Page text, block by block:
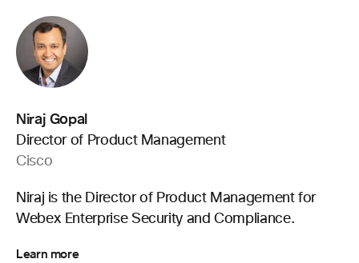
Niraj Gopal
Director of Product Management
Cisco
Niraj is the Director of Product Management for
Webex Enterprise Security and Compliance.
Learn more